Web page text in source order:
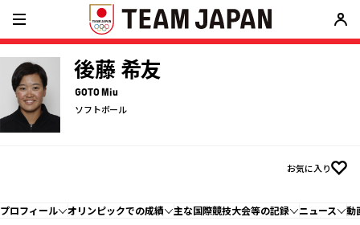
後藤 希友
GOTO Miu
ソフトボール
お気に入り
プロフィール オリンピックでの成績 主な国際競技大会等の記録 ニュース 動